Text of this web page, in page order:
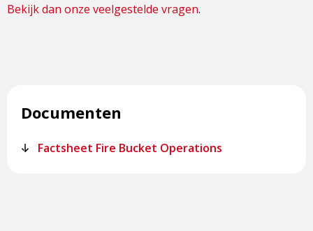
Bekijk dan onze veelgestelde vragen.
Documenten
Factsheet Fire Bucket Operations